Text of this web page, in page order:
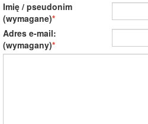
Imię / pseudonim
(wymagane)
Adres e-mail:
(wymagany)